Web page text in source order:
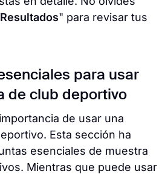
Resultados" para revisar tus
para usar
de club deportivo
de usar una
Esta sección ha
esenciales de muestra
Mientras que puede usar